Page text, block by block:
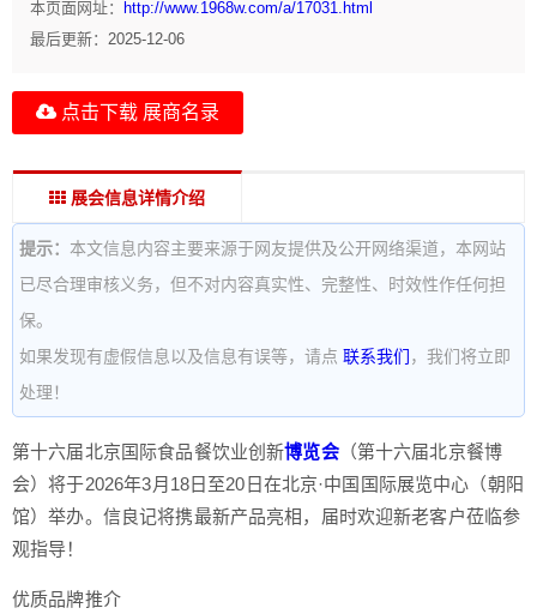
本页面网址：
http://www.1968w.com/a/17031.html
最后更新： 2025-12-06
点击下载 展商名录
展会信息详情介绍
提示： 本文信息内容主要来源于网友提供及公开网络渠道，本网站
已尽合理审核义务，但不对内容真实性、完整性、时效性作任何担
保。
如果发现有虚假信息以及信息有误等，请点 联系我们 ，我们将立即
处理！
第十六届北京国际食品餐饮业创新博览会（第十六届北京餐博
会）将于2026年3月18日至20日在北京·中国国际展览中心（朝阳
馆）举办。信良记将携最新产品亮相，届时欢迎新老客户莅临参
观指导！
优质品牌推介